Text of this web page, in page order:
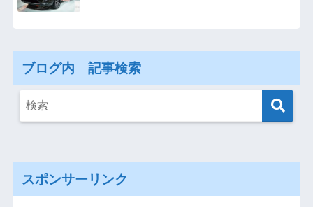
ブログ内 記事検索
スポンサーリンク